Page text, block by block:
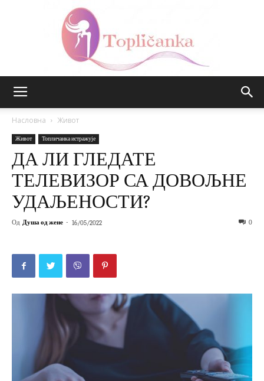
Насловна Живот
Живот Топличанка истражује
ДА ЛИ ГЛЕДАТЕ
ТЕЛЕВИЗОР СА ДОВОЉНЕ
УДАЉЕНОСТИ?
Од Душа од жене - 16/05/2022 0